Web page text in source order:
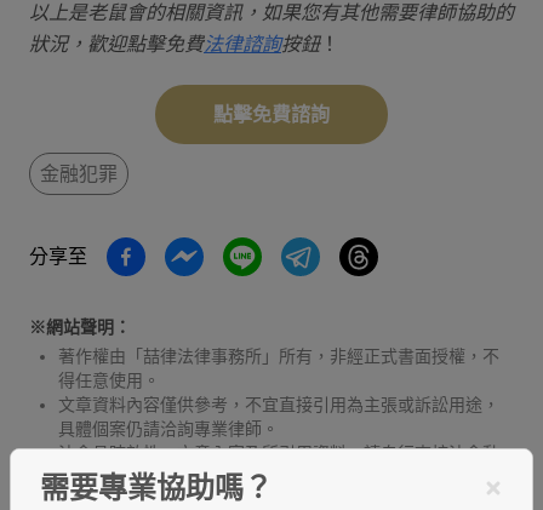
以上是老鼠會的相關資訊，如果您有其他需要律師協助的
狀況，歡迎點擊免費法律諮詢按鈕！
點擊免費諮詢
金融犯罪
分享至
※網站聲明：
著作權由「喆律法律事務所」所有，非經正式書面授權，不
得任意使用。
文章資料內容僅供參考，不宜直接引用為主張或訴訟用途，
具體個案仍請洽詢專業律師。
法令具時效性，文章內容及所引用資料，請自行查核法令動
態及現行有效之實務見解。
需要專業協助嗎？